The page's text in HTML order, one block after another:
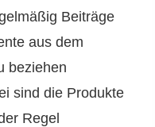
Beiträge
aus dem
beziehen
sind die Produkte
Regel